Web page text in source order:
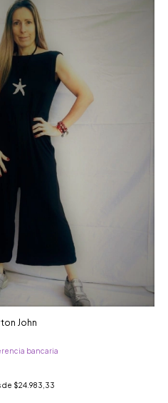
John
bancaria
de $24.983,33